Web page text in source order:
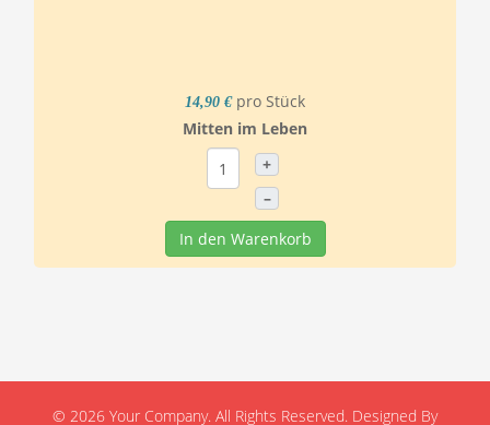
14,90 € pro Stück
Mitten im Leben
+
–
In den Warenkorb
© 2026 Your Company. All Rights Reserved. Designed By